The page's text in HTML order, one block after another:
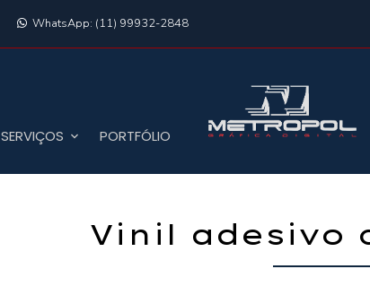
WhatsApp: (11) 99932-2848
SERVIÇOS PORTFÓLIO
Vinil adesivo